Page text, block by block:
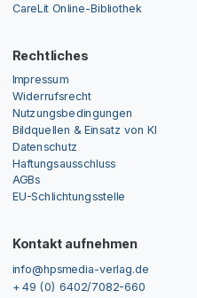
CareLit Online-Bibliothek
Rechtliches
Impressum
Widerrufsrecht
Nutzungsbedingungen
Bildquellen & Einsatz von KI
Datenschutz
Haftungsausschluss
AGBs
EU-Schlichtungsstelle
Kontakt aufnehmen
info@hpsmedia-verlag.de
+ 49 (0) 6402/7082-660